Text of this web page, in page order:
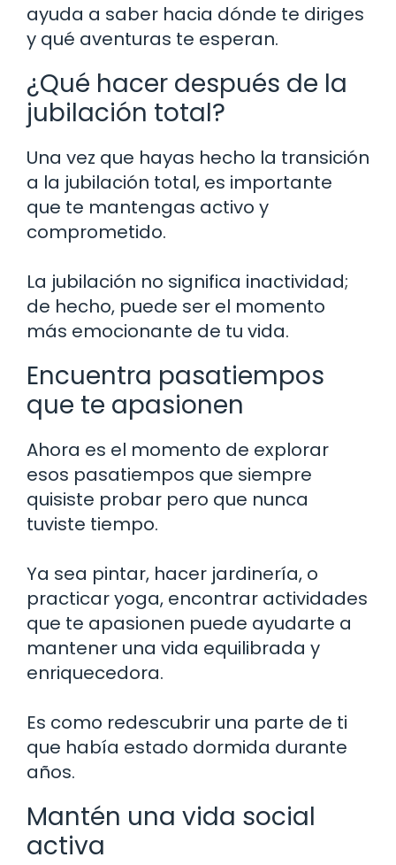
ayuda a saber hacia dónde te diriges
y qué aventuras te esperan.
¿Qué hacer después de la
jubilación total?
Una vez que hayas hecho la transición
a la jubilación total, es importante
que te mantengas activo y
comprometido.
La jubilación no significa inactividad;
de hecho, puede ser el momento
más emocionante de tu vida.
Encuentra pasatiempos
que te apasionen
Ahora es el momento de explorar
esos pasatiempos que siempre
quisiste probar pero que nunca
tuviste tiempo.
Ya sea pintar, hacer jardinería, o
practicar yoga, encontrar actividades
que te apasionen puede ayudarte a
mantener una vida equilibrada y
enriquecedora.
Es como redescubrir una parte de ti
que había estado dormida durante
años.
Mantén una vida social
activa